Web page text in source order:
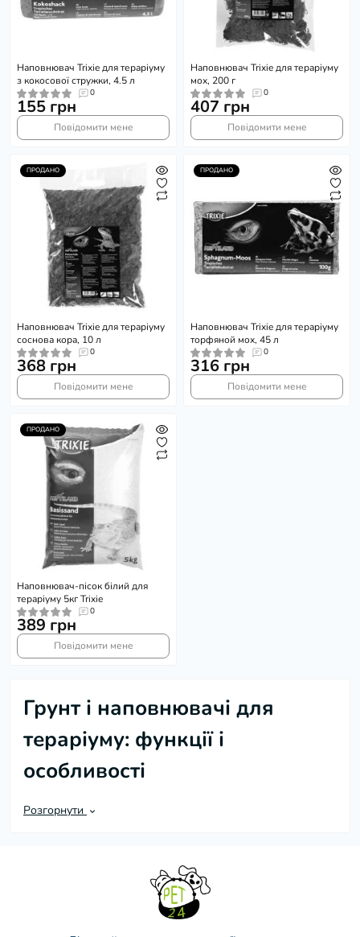
Наповнювач Trixie для тераріуму
з кокосової стружки, 4.5 л
0
155 грн
Повідомити мене
Наповнювач Trixie для тераріуму
мох, 200 г
0
407 грн
Повідомити мене
ПРОДАНО
Наповнювач Trixie для тераріуму
соснова кора, 10 л
0
368 грн
Повідомити мене
ПРОДАНО
Наповнювач Trixie для тераріуму
торфяной мох, 45 л
0
316 грн
Повідомити мене
ПРОДАНО
Наповнювач-пісок білий для
тераріуму 5кг Trixie
0
389 грн
Повідомити мене
Грунт і наповнювачі для
тераріуму: функції і
особливості
Грунт в тераріумі виконує декілька важливих
сприяє підтримці мікроклімату і, зокрема,
вбирає рідкі відходи життєдіяльності;
дозволяє тваринам будувати нори або
Розгорнути